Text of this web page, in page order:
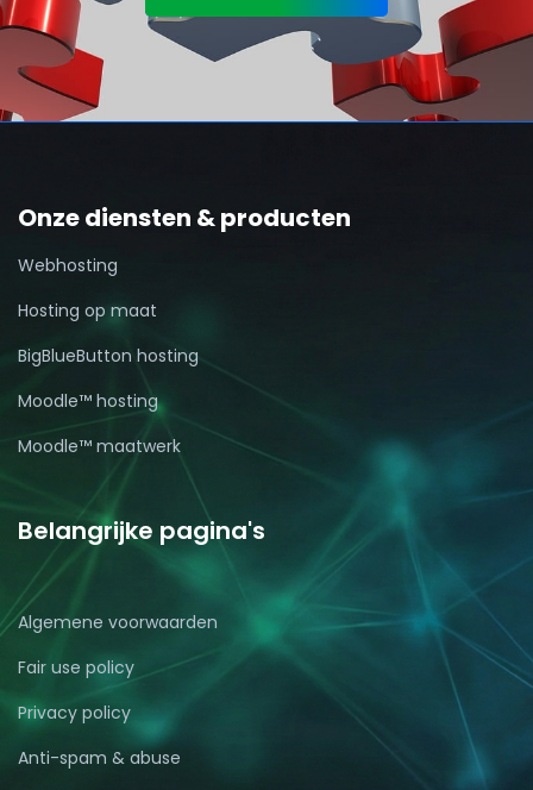
Onze diensten & producten
Webhosting
Hosting op maat
BigBlueButton hosting
Moodle™ hosting
Moodle™ maatwerk
Belangrijke pagina's
Algemene voorwaarden
Fair use policy
Privacy policy
Anti-spam & abuse